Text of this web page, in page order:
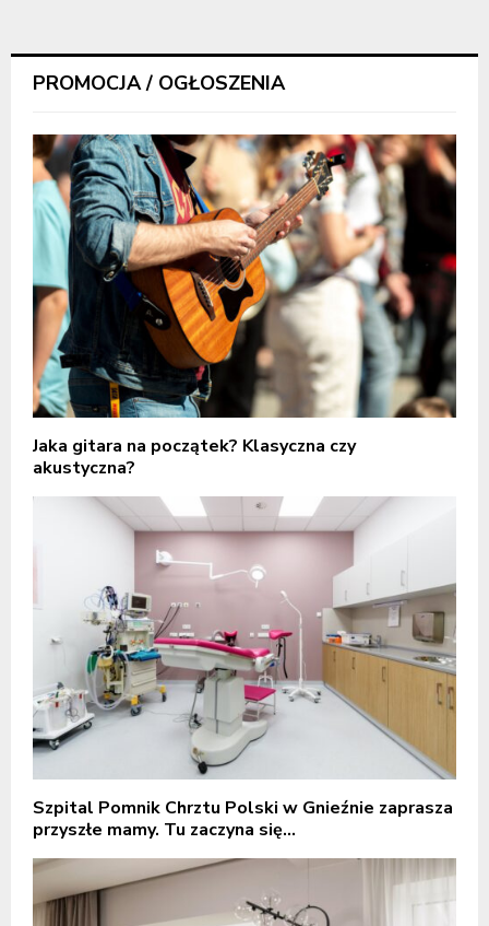
PROMOCJA / OGŁOSZENIA
Jaka gitara na początek? Klasyczna czy
akustyczna?
Szpital Pomnik Chrztu Polski w Gnieźnie zaprasza
przyszłe mamy. Tu zaczyna się...